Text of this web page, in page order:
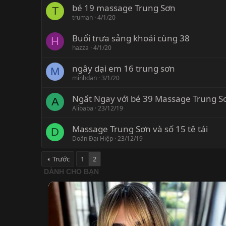
T bé 19 massage Trung Sơn
truman 4/1/20
H Buổi trưa sảng khoái cùng 38
hazza 4/1/20
M ngây dại em 16 trung sơn
minhdan 3/1/20
A Ngất Ngay với bé 39 Massage Trung
Alibaba 23/12/19
D Massage Trung Sơn và số 15 tê tái
Doãn Đại Hiệp 23/12/19
Trước 1 2